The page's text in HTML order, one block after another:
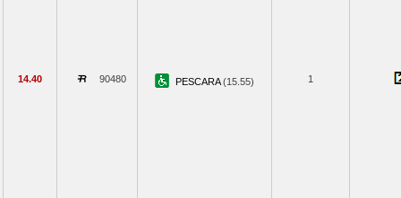
14.40 90480 PESCARA(15.55) 1